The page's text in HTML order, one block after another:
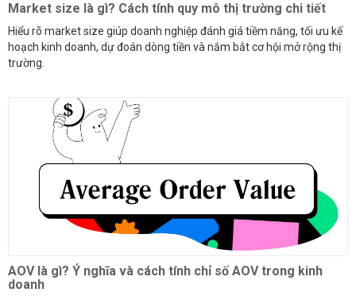
Market size là gì? Cách tính quy mô thị trường chi tiết
Hiểu rõ market size giúp doanh nghiệp đánh giá tiềm năng, tối ưu kế
hoạch kinh doanh, dự đoán dòng tiền và nắm bắt cơ hội mở rộng thị
trường.
AOV là gì? Ý nghĩa và cách tính chỉ số AOV trong kinh
doanh